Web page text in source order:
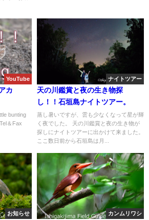
YouTube
カ
bunting
＆Fax
ナイトツアー
天の川鑑賞と夜の生き物探
し！！石垣島ナイトツアー。
蒸し暑いですが、雲も少なくなって星が輝
く夜でした。 天の川鑑賞と夜の生き物が
探しにナイトツアーに出かけて来ました。
ここ数日前から石垣島は月...
お知らせ カンムリワシ